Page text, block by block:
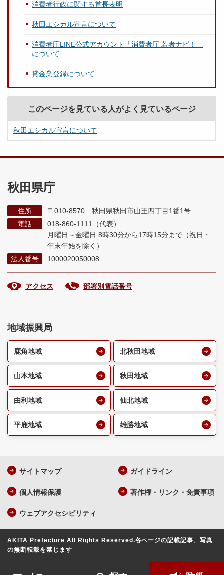
消費者行政に関する首長表明
秋田エシカル宣言について
消費者庁LINE公式アカウント「消費者庁 若者ナビ！」
について
貸金業登録について
このページを見ている人がよく見ているページ
秋田エシカル宣言について
秋田県庁
住所
〒010-8570 秋田県秋田市山王四丁目1番1号
電話
018-860-1111（代表）
月曜日～金曜日 8時30分から17時15分まで （祝日・
年末年始を除く）
法人番号
1000020050008
アクセス 部署別電話番号
地域振興局
鹿角地域 北秋田地域
山本地域 秋田地域
由利地域 仙北地域
平鹿地域 雄勝地域
サイトマップ ガイドライン
個人情報保護 著作権・リンク・免責事項
ウェブアクセシビリティ
AKITA Prefecture All Rights Reserved.各ページの記載記事、写真
の無断転載を禁じます